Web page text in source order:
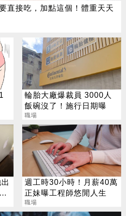
直接吃，加點這個！體重天天
輪胎大廠爆裁員 3000人
飯碗沒了！施行日期曝
職場
週工時30小時！月薪40萬
正妹曝工程師悠閒人生
職場